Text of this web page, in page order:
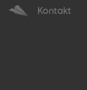
Kontakt